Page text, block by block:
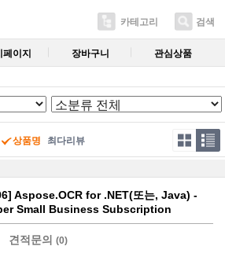
카테고리 검색
페이지 장바구니 관심상품
상품명 최다리뷰
Aspose.OCR for .NET(또는, Java) -
Small Business Subscription
견적문의 (0)